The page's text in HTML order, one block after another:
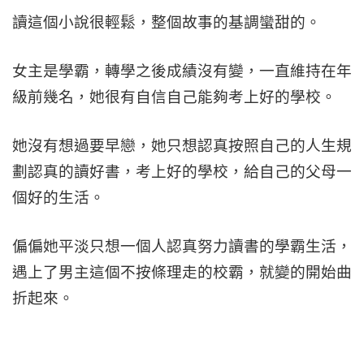
讀這個小說很輕鬆，整個故事的基調蠻甜的。
女主是學霸，轉學之後成績沒有變，一直維持在年
級前幾名，她很有自信自己能夠考上好的學校。
她沒有想過要早戀，她只想認真按照自己的人生規
劃認真的讀好書，考上好的學校，給自己的父母一
個好的生活。
偏偏她平淡只想一個人認真努力讀書的學霸生活，
遇上了男主這個不按條理走的校霸，就變的開始曲
折起來。